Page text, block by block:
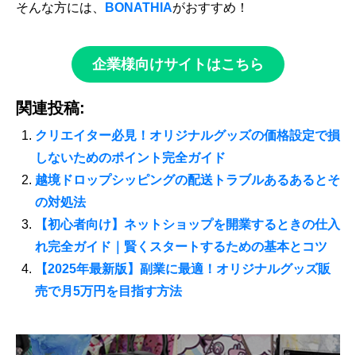
そんな方には、 BONATHIAがおすすめ！
企業様向けサイトはこちら
関連投稿:
クリエイター必見！オリジナルグッズの価格設定で損
しないためのポイント完全ガイド
越境ドロップシッピングの配送トラブルあるあるとそ
の対処法
【初心者向け】ネットショップを開業するときの仕入
れ完全ガイド｜賢くスタートするための基本とコツ
【2025年最新版】副業に最適！オリジナルグッズ販
売で月5万円を目指す方法